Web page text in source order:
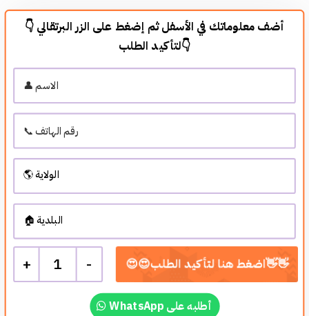
👇 أضف معلوماتك في الأسفل ثم إضغط على الزر البرتقالي
لتأكيد الطلب👇
+ 1 -
WhatsApp أطلبه على